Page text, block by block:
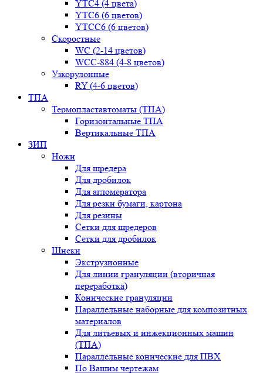
YТС4 (4 цвета)
YТС6 (6 цветов)
YТСC6 (6 цветов)
Скоростные
WС (2-14 цветов)
WСС-884 (4-8 цветов)
Узкорулонные
RY (4-6 цветов)
ТПА
Термопластавтоматы (ТПА)
Горизонтальные ТПА
Вертикальные ТПА
ЗИП
Ножи
Для шредера
Для дробилок
Для агломератора
Для резки бумаги, картона
Для резины
Сетки для шредеров
Сетки для дробилок
Шнеки
Экструзионные
Для линии грануляции (вторичная
переработка)
Конические грануляции
Параллельные наборные для композитных
материалов
Для литьевых и инжекционных машин
(ТПА)
Параллельные конические для ПВХ
По Вашим чертежам